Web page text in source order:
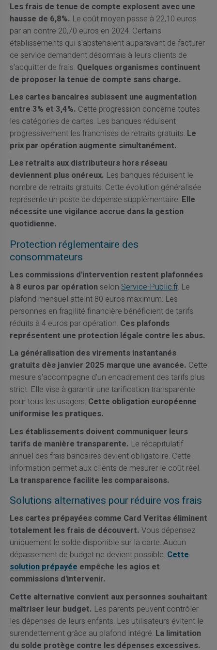
Les frais de tenue de compte explosent avec une
hausse de 6,8%. Le coût moyen passe à 22,10 euros
par an contre 20,70 euros en 2024. Certains
établissements qui s'abstenaient auparavant de facturer
ce service demandent désormais à leurs clients de
s'acquitter de frais. Quelques organismes continuent
de proposer la tenue de compte sans charge.
Les cartes bancaires subissent une augmentation
entre 3% et 3,4%. Cette progression concerne toutes
les catégories de cartes. Les banques réduisent
progressivement les franchises de retraits gratuits. Le
prix par opération augmente simultanément.
Les retraits aux distributeurs hors réseau
deviennent plus onéreux. Les banques réduisent le
nombre de retraits gratuits. Cette évolution généralisée
représente un poste de dépense supplémentaire. Elle
nécessite une vigilance accrue dans la gestion
quotidienne.
Protection réglementaire des
consommateurs
Les commissions d'intervention restent plafonnées
à 8 euros par opérationselonService-Public.fr. Le
plafond mensuel atteint 80 euros maximum. Les
personnes en fragilité financière bénéficient de tarifs
réduits à 4 euros par opération. Ces plafonds
représentent une protection légale contre les abus.
La généralisation des virements instantanés
gratuits dès janvier 2025 marque une avancée. Cette
mesure s'accompagne d'un encadrement des tarifs plus
strict. Elle vise à garantir une tarification transparente
pour tous les usagers. Cette obligation européenne
uniformise les pratiques.
Les établissements doivent communiquer leurs
tarifs de manière transparente. Le récapitulatif
annuel des frais bancaires devient obligatoire. Cette
information permet aux clients de mesurer le coût réel.
La transparence facilite les comparaisons.
Solutions alternatives pour réduire vos frais
Les cartes prépayées comme Card Veritas éliminent
totalement les frais de découvert. Vous dépensez
uniquement le solde disponible sur la carte. Aucun
dépassement de budget ne devient possible.Cette
solution prépayéeempêche les agios et
commissions d'intervenir.
Cette alternative convient aux personnes souhaitant
maîtriser leur budget. Les parents peuvent contrôler
les dépenses de leurs enfants. Les utilisateurs évitent le
surendettement grâce au plafond intégré. La limitation
du solde protège contre les dépenses excessives.